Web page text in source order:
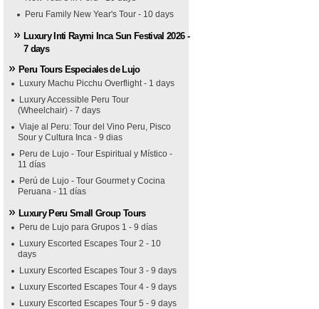
Peru Family New Year's Tour - 10 days
Luxury Inti Raymi Inca Sun Festival 2026 -
7 days
Peru Tours Especiales de Lujo
Luxury Machu Picchu Overflight - 1 days
Luxury Accessible Peru Tour
(Wheelchair) - 7 days
Viaje al Peru: Tour del Vino Peru, Pisco
Sour y Cultura Inca - 9 dias
Peru de Lujo - Tour Espiritual y Místico -
11 días
Perú de Lujo - Tour Gourmet y Cocina
Peruana - 11 días
Luxury Peru Small Group Tours
Peru de Lujo para Grupos 1 - 9 días
Luxury Escorted Escapes Tour 2 - 10
days
Luxury Escorted Escapes Tour 3 - 9 days
Luxury Escorted Escapes Tour 4 - 9 days
Luxury Escorted Escapes Tour 5 - 9 days